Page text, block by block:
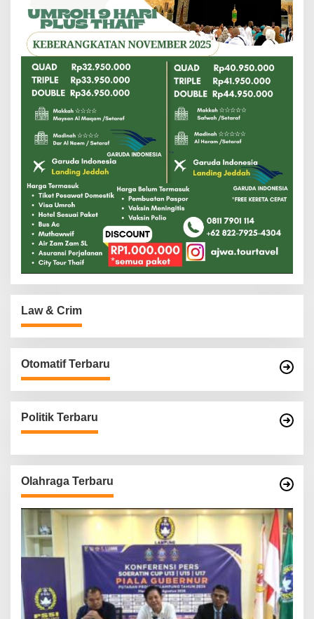
Law & Crim
Otomatif Terbaru
Politik Terbaru
Olahraga Terbaru